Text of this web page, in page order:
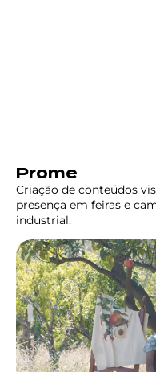
Prome
Criação de conteúdos
presença em feiras e
industrial.